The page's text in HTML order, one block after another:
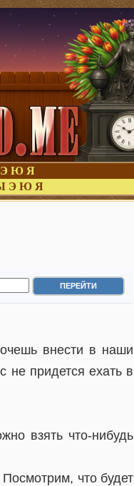
Э Ю Я
Э Ю Я
внести в наши
не придется ехать в
взять что-нибудь
что будет